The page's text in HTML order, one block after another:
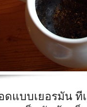
แบบเยอรมัน ที